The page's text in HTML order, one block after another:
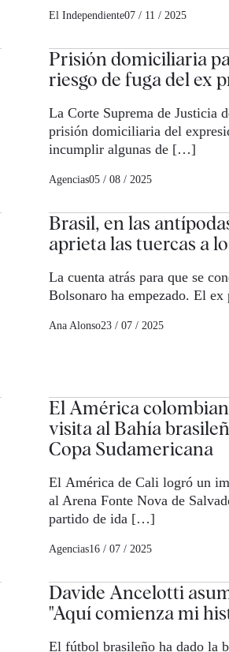
El Independiente07 / 11 / 2025
Prisión domiciliaria
riesgo de fuga del ex
La Corte Suprema de Justicia
prisión domiciliaria del
incumplir algunas de […]
Agencias05 / 08 / 2025
Brasil, en las
aprieta las tuercas a
La cuenta atrás para que se
Bolsonaro ha empezado. El
Ana Alonso23 / 07 / 2025
El América
visita al Bahía
Copa Sudamericana
El América de Cali logró un
al Arena Fonte Nova de
partido de ida […]
Agencias16 / 07 / 2025
Davide Ancelotti
"Aquí comienza mi
El fútbol brasileño ha dado la